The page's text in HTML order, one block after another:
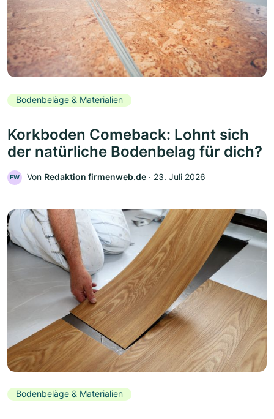
Bodenbeläge & Materialien
Korkboden Comeback: Lohnt sich
der natürliche Bodenbelag für dich?
FW Von Redaktion firmenweb.de ‧ 23. Juli 2026
Bodenbeläge & Materialien